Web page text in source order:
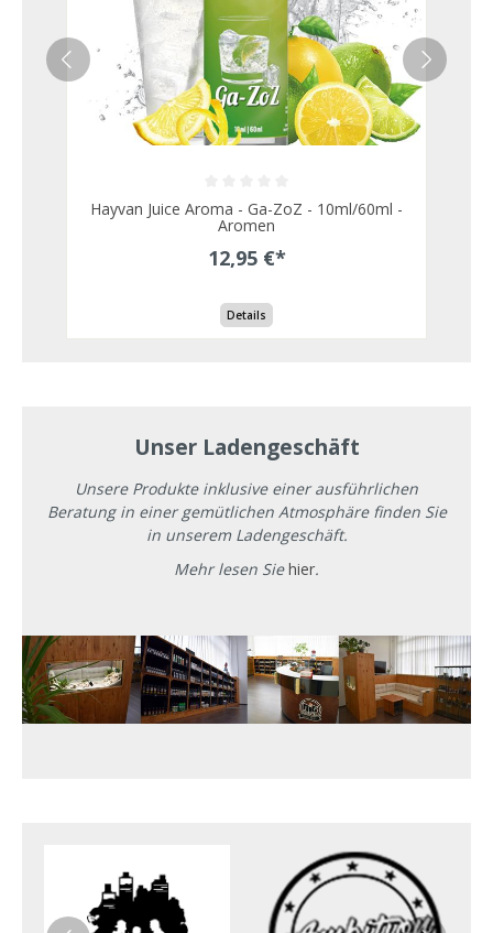
Hayvan Juice Aroma - Ga-ZoZ - 10ml/60ml -
Aromen
12,95 €*
Details
Unser Ladengeschäft
Unsere Produkte inklusive einer ausführlichen
Beratung in einer gemütlichen Atmosphäre finden Sie
in unserem Ladengeschäft.
Mehr lesen Siehier.